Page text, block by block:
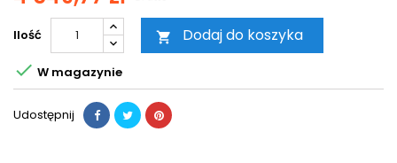
Ilość  Dodaj do koszyka
 W magazynie
Udostępnij